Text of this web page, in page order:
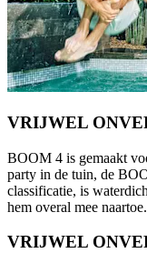
VRIJWEL
BOOM 4 is gemaakt
party in de tuin, de
classificatie, is
hem overal mee
VRIJWEL